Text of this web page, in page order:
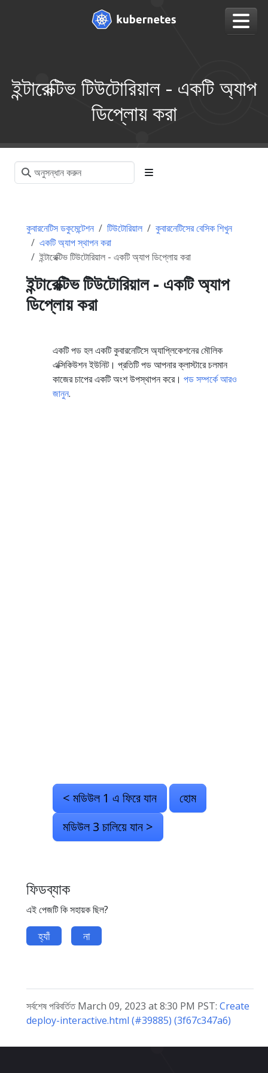
ইন্টারেক্টিভ টিউটোরিয়াল - একটি অ্যাপ
ডিপ্লোয় করা
কুবারনেটিস ডকুমেন্টেশন টিউটোরিয়াল
কুবারনেটিসের বেসিক শিখুন
একটি অ্যাপ স্থাপন করা
ইন্টারেক্টিভ টিউটোরিয়াল - একটি অ্যাপ ডিপ্লোয় করা
ইন্টারেক্টিভ টিউটোরিয়াল - একটি অ্যাপ
ডিপ্লোয় করা
একটি পড হল একটি কুবারনেটিসে অ্যাপ্লিকেশনের মৌলিক
এক্সিকিউশন ইউনিট। প্রতিটি পড আপনার ক্লাস্টারে চলমান
কাজের চাপের একটি অংশ উপস্থাপন করে। পড সম্পর্কে আরও
জানুন.
< মডিউল 1 এ ফিরে যান
হোম
মডিউল 3 চালিয়ে যান >
ফিডব্যাক
এই পেজটি কি সহায়ক ছিল?
হ্যাঁ না
সর্বশেষ পরিবর্তিত March 09, 2023 at 8:30 PM PST: Create
deploy-interactive.html (#39885) (3f67c347a6)